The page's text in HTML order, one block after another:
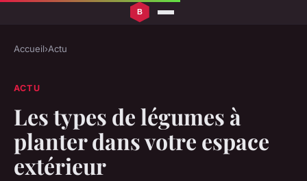
Accueil›Actu
ACTU
Les types de légumes à
planter dans votre espace
extérieur